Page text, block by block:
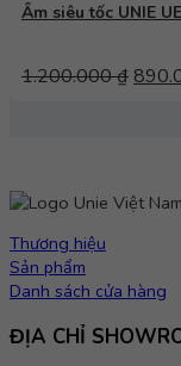
Ấm siêu tốc UNIE
1.200.000₫ Giá
Thương hiệu
Sản phẩm
Danh sách cửa hàng
ĐỊA CHỈ